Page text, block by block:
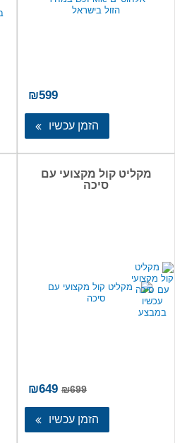
₪599
הזמן עכשיו
מקליט קול מקצועי עם
סיכה
₪699
המחיר
המקורי
היה:
₪699.
₪649
הנוכחי
₪649.
הזמן עכשיו